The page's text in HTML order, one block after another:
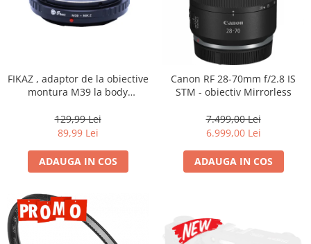
Rucsacuri Foto
Only One Shoulder - SlingShot
Hamuri si Centuri foto
Curele Aparat - Umar
Genti Laptop si iPad
Hand Strap / Grip
Troller
Solid-State Drive (SSD)
Video / Camere si accesorii
Camere video profesionale
FIKAZ , adaptor de la obiective
montura M39 la body
129,99 Lei
89,99 Lei
ADAUGA IN COS
Canon RF 28-70mm f/2.8 IS
STM - obiectiv Mirrorless
7.499,00 Lei
6.999,00 Lei
ADAUGA IN COS